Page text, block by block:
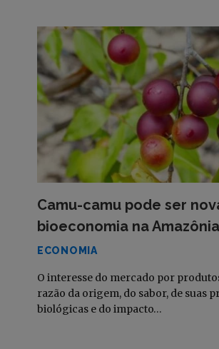
Camu-camu pode ser
bioeconomia na Amazônia
ECONOMIA
O interesse do mercado por
razão da origem, do sabor, de suas
biológicas e do impacto…